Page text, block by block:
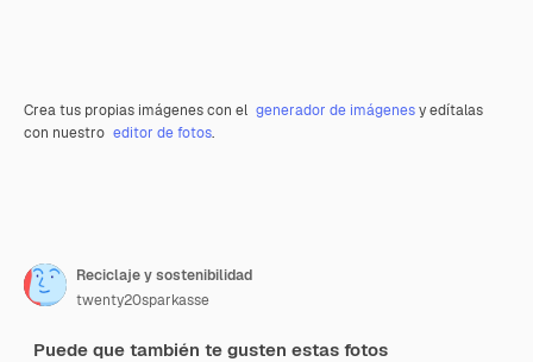
Crea tus propias imágenes con el generador de imágenesy edítalas
con nuestro editor de fotos.
Reciclaje y sostenibilidad
twenty20sparkasse
Puede que también te gusten estas fotos